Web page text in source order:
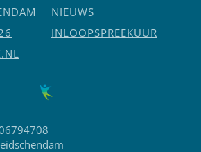
NIEUWS
INLOOPSPREEKUUR